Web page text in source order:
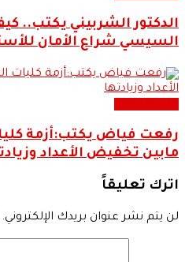
الدكتور الشربيني يكتب..
السيسي شراع الأمان
رفعت فياض يكتب:أزمة
مابين تخفيض الأعداد
اترك تعليقاً
لن يتم نشر عنوان بريدك الإلكتروني.